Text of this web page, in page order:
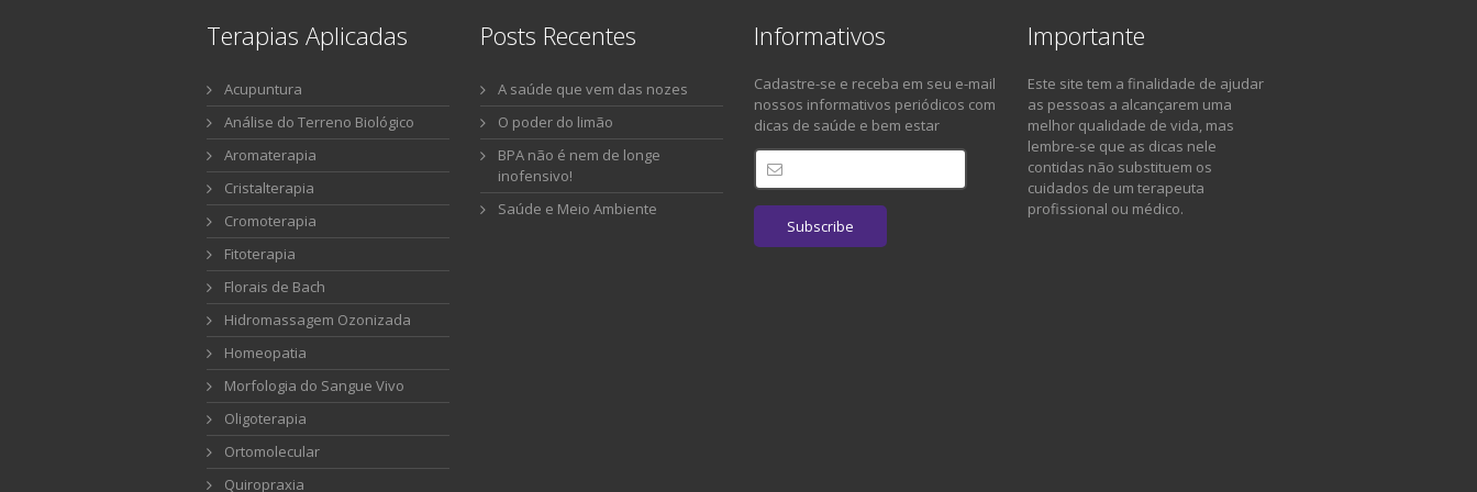
Terapias Aplicadas
Acupuntura
Análise do Terreno Biológico
Aromaterapia
Cristalterapia
Cromoterapia
Fitoterapia
Florais de Bach
Hidromassagem Ozonizada
Homeopatia
Morfologia do Sangue Vivo
Oligoterapia
Ortomolecular
Quiropraxia
Posts Recentes
A saúde que vem das nozes
O poder do limão
BPA não é nem de longe
inofensivo!
Saúde e Meio Ambiente
Informativos
Cadastre-se e receba em seu e-mail
nossos informativos periódicos com
dicas de saúde e bem estar
Importante
Este site tem a finalidade de ajudar
as pessoas a alcançarem uma
melhor qualidade de vida, mas
lembre-se que as dicas nele
contidas não substituem os
cuidados de um terapeuta
profissional ou médico.